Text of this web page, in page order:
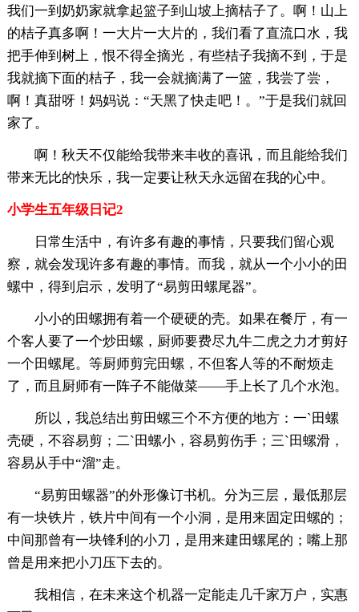
我们一到奶奶家就拿起篮子到山坡上摘桔子了。啊！山上
的桔子真多啊！一大片一大片的，我们看了直流口水，我
把手伸到树上，恨不得全摘光，有些桔子我摘不到，于是
我就摘下面的桔子，我一会就摘满了一篮，我尝了尝，
啊！真甜呀！妈妈说：“天黑了快走吧！。”于是我们就回
家了。
啊！秋天不仅能给我带来丰收的喜讯，而且能给我们
带来无比的快乐，我一定要让秋天永远留在我的心中。
小学生五年级日记2
日常生活中，有许多有趣的事情，只要我们留心观
察，就会发现许多有趣的事情。而我，就从一个小小的田
螺中，得到启示，发明了“易剪田螺尾器”。
小小的田螺拥有着一个硬硬的壳。如果在餐厅，有一
个客人要了一个炒田螺，厨师要费尽九牛二虎之力才剪好
一个田螺尾。等厨师剪完田螺，不但客人等的不耐烦走
了，而且厨师有一阵子不能做菜——手上长了几个水泡。
所以，我总结出剪田螺三个不方便的地方：一`田螺
壳硬，不容易剪；二`田螺小，容易剪伤手；三`田螺滑，
容易从手中“溜”走。
“易剪田螺器”的外形像订书机。分为三层，最低那层
有一块铁片，铁片中间有一个小洞，是用来固定田螺的；
中间那曾有一块锋利的小刀，是用来建田螺尾的；嘴上那
曾是用来把小刀压下去的。
我相信，在未来这个机器一定能走几千家万户，实惠